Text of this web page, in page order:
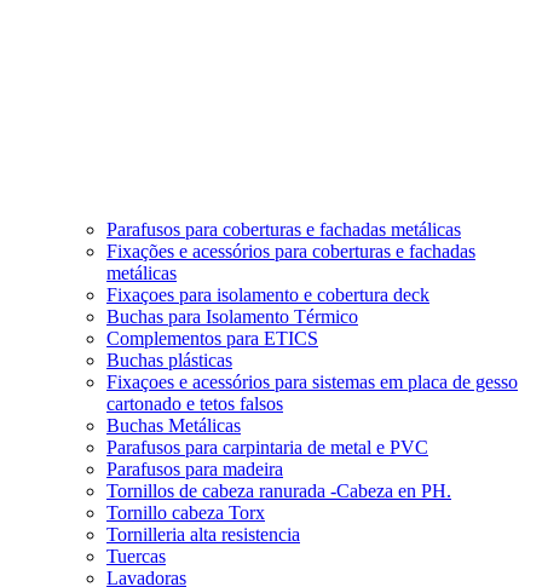
Parafusos para coberturas e fachadas metálicas
Fixações e acessórios para coberturas e fachadas
metálicas
Fixaçoes para isolamento e cobertura deck
Buchas para Isolamento Térmico
Complementos para ETICS
Buchas plásticas
Fixaçoes e acessórios para sistemas em placa de gesso
cartonado e tetos falsos
Buchas Metálicas
Parafusos para carpintaria de metal e PVC
Parafusos para madeira
Tornillos de cabeza ranurada -Cabeza en PH.
Tornillo cabeza Torx
Tornilleria alta resistencia
Tuercas
Lavadoras